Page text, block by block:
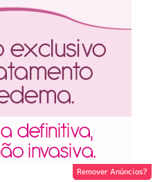
Remover Anúncios?